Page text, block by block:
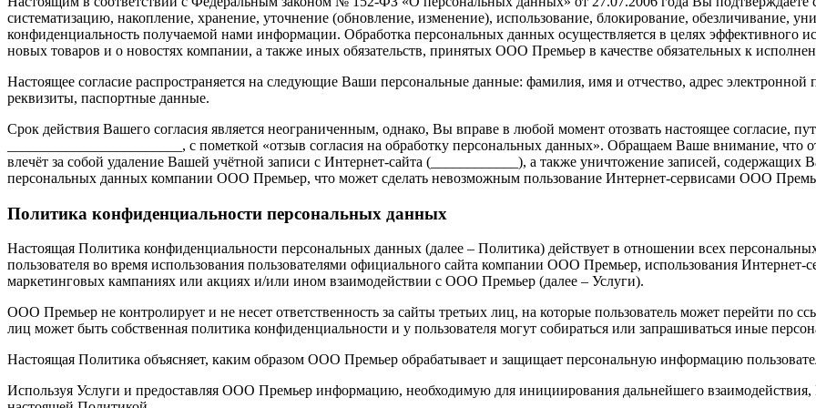
систематизацию, накопление, хранение, уточнение (обновление, изменение), использование, блокирование,
конфиденциальность получаемой нами информации. Обработка персональных данных осуществляется в целях эффективного
новых товаров и о новостях компании, а также иных обязательств, принятых ООО Премьер в качестве обязательных к
Настоящее согласие распространяется на следующие Ваши персональные данные: фамилия, имя и отчество, адрес
реквизиты, паспортные данные.
Срок действия Вашего согласия является неограниченным, однако, Вы вправе в любой момент отозвать настоящее согласие,
________________________, с пометкой «отзыв согласия на обработку персональных данных». Обращаем Ваше внимание, что
влечёт за собой удаление Вашей учётной записи с Интернет-сайта (____________), а также уничтожение записей,
персональных данных компании ООО Премьер, что может сделать невозможным пользование Интернет-сервисами ООО
Политика конфиденциальности персональных данных
Настоящая Политика конфиденциальности персональных данных (далее – Политика) действует в отношении всех
пользователя во время использования пользователями официального сайта компании ООО Премьер, использования Интернет-
маркетинговых кампаниях или акциях и/или ином взаимодействии с ООО Премьер (далее – Услуги).
ООО Премьер не контролирует и не несет ответственность за сайты третьих лиц, на которые пользователь может перейти по
лиц может быть собственная политика конфиденциальности и у пользователя могут собираться или запрашиваться иные
Настоящая Политика объясняет, каким образом ООО Премьер обрабатывает и защищает персональную информацию
Используя Услуги и предоставляя ООО Премьер информацию, необходимую для инициирования дальнейшего взаимодействия,